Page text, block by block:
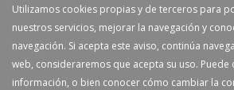
Utilizamos cookies propias y de terceros para
nuestros servicios, mejorar la navegación y
navegación. Si acepta este aviso, continúa
web, consideraremos que acepta su uso. Puede
información, o bien conocer cómo cambiar la